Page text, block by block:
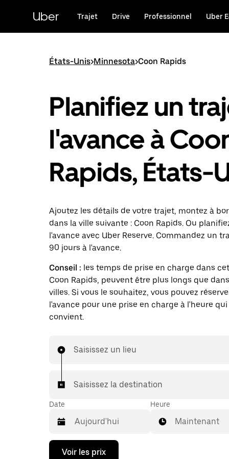
principal
Uber Trajet Drive Professionnel Uber
États-Unis>Minnesota>Coon Rapids
Planifiez un
l'avance à
Rapids, États-
Ajoutez les détails de votre trajet, montez à
dans la ville suivante : Coon Rapids. Ou
l'avance avec Uber Reserve. Commandez un
90 jours à l'avance.
Conseil : les temps de prise en charge dans
Coon Rapids, peuvent être plus longs que
villes. Si vous le souhaitez, vous pouvez
l'avance pour une prise en charge à l'heure qui
convient.
Saisissez un lieu
Saisissez la destination
Date
Appuyez
Heure
Maintenant
Voir les prix